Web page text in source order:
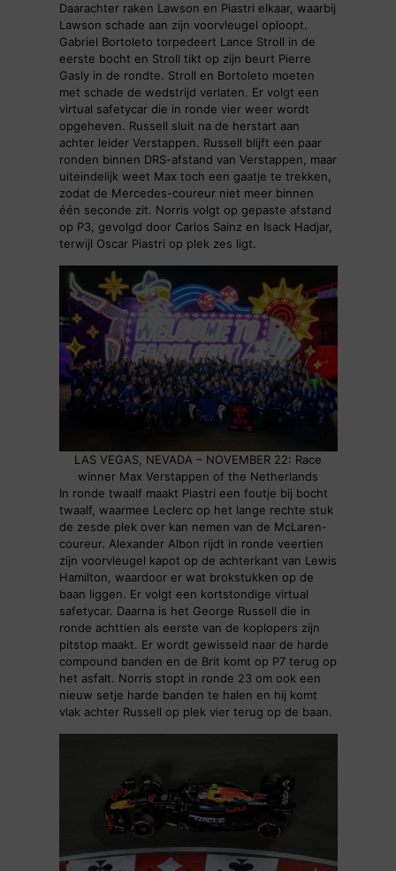
Daarachter raken Lawson en Piastri elkaar, waarbij
Lawson schade aan zijn voorvleugel oploopt.
Gabriel Bortoleto torpedeert Lance Stroll in de
eerste bocht en Stroll tikt op zijn beurt Pierre
Gasly in de rondte. Stroll en Bortoleto moeten
met schade de wedstrijd verlaten. Er volgt een
virtual safetycar die in ronde vier weer wordt
opgeheven. Russell sluit na de herstart aan
achter leider Verstappen. Russell blijft een paar
ronden binnen DRS-afstand van Verstappen, maar
uiteindelijk weet Max toch een gaatje te trekken,
zodat de Mercedes-coureur niet meer binnen
één seconde zit. Norris volgt op gepaste afstand
op P3, gevolgd door Carlos Sainz en Isack Hadjar,
terwijl Oscar Piastri op plek zes ligt.
LAS VEGAS, NEVADA – NOVEMBER 22: Race
winner Max Verstappen of the Netherlands
In ronde twaalf maakt Piastri een foutje bij bocht
twaalf, waarmee Leclerc op het lange rechte stuk
de zesde plek over kan nemen van de McLaren-
coureur. Alexander Albon rijdt in ronde veertien
zijn voorvleugel kapot op de achterkant van Lewis
Hamilton, waardoor er wat brokstukken op de
baan liggen. Er volgt een kortstondige virtual
safetycar. Daarna is het George Russell die in
ronde achttien als eerste van de koplopers zijn
pitstop maakt. Er wordt gewisseld naar de harde
compound banden en de Brit komt op P7 terug op
het asfalt. Norris stopt in ronde 23 om ook een
nieuw setje harde banden te halen en hij komt
vlak achter Russell op plek vier terug op de baan.